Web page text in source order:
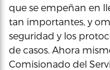
que se empeñan en
tan importantes, y
seguridad y los
de casos. Ahora
Comisionado del